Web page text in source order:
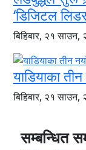
‘डिजिटल
बिहिबार, २१ साउन,
याडियाका
बिहिबार, २१ साउन,
सम्बन्धित